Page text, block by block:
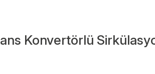
Konvertörlü